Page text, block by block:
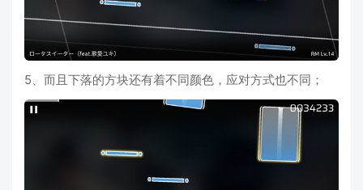
5、而且下落的方块还有着不同颜色，应对方式也不同；